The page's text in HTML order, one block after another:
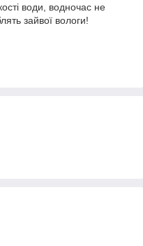
води, водночас не
зайвої вологи!